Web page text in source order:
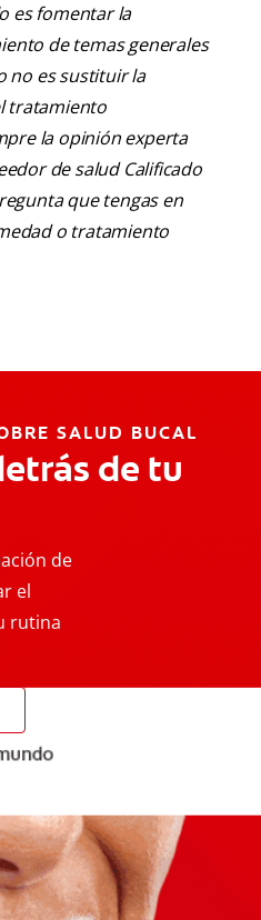
es fomentar la
de temas generales
no es sustituir la
tratamiento
la opinión experta
de salud Calificado
que tengas en
o tratamiento
SALUD BUCAL
de tu
de
el
rutina